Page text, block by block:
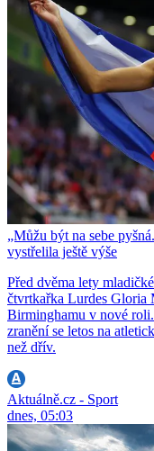
„Můžu být na sebe
vystřelila ještě výše
Před dvěma lety
čtvrtkařka Lurdes Gloria
Birminghamu v nové
zranění se letos na
než dřív.
Aktuálně.cz - Sport
dnes, 05:03